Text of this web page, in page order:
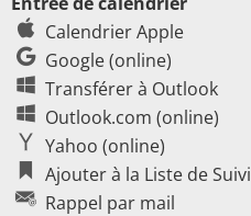
Calendrier Apple
Google (online)
Transférer à Outlook
Outlook.com (online)
Yahoo (online)
Ajouter à la Liste de Suivi
Rappel par mail